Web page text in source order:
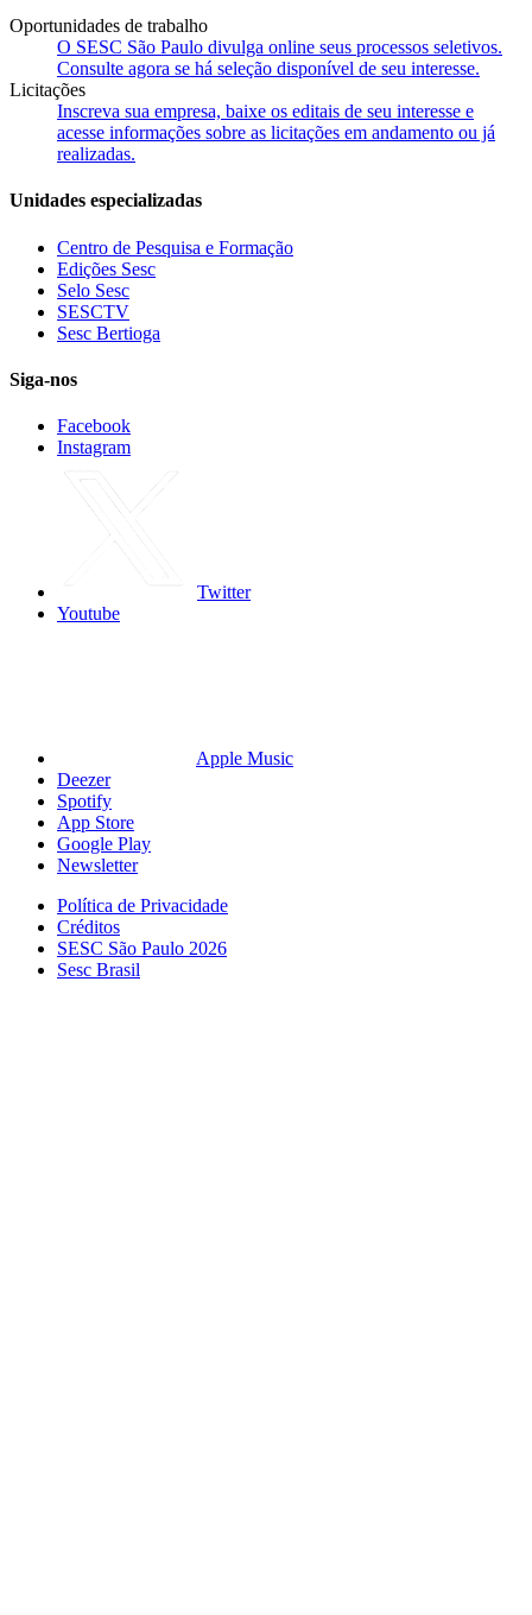
Oportunidades de trabalho
O SESC São Paulo divulga online seus processos seletivos.
Consulte agora se há seleção disponível de seu interesse.
Licitações
Inscreva sua empresa, baixe os editais de seu interesse e
acesse informações sobre as licitações em andamento ou já
realizadas.
Unidades especializadas
Centro de Pesquisa e Formação
Edições Sesc
Selo Sesc
SESCTV
Sesc Bertioga
Siga-nos
Facebook
Instagram
Twitter
Youtube
Apple Music
Deezer
Spotify
App Store
Google Play
Newsletter
Política de Privacidade
Créditos
SESC São Paulo 2026
Sesc Brasil